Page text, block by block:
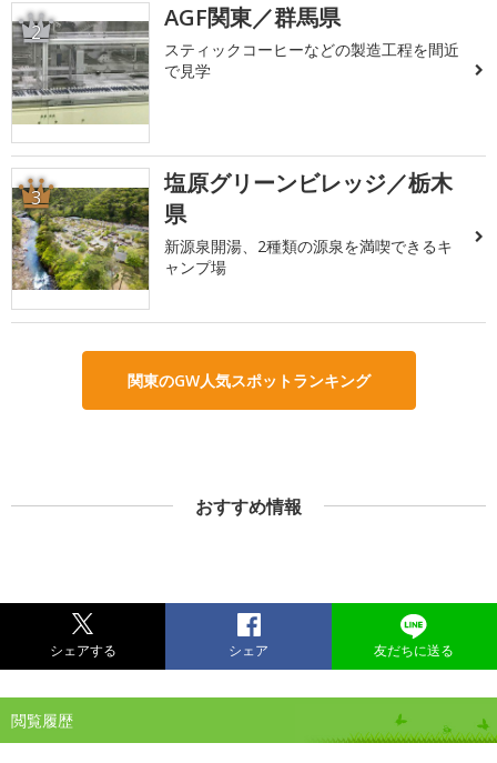
2 AGF関東／群馬県
スティックコーヒーなどの製造工程を間近
で見学
3
塩原グリーンビレッジ／栃木
県
新源泉開湯、2種類の源泉を満喫できるキ
ャンプ場
関東のGW人気スポットランキング
おすすめ情報
シェアする シェア 友だちに送る
閲覧履歴